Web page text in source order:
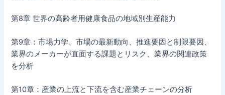
第8章 世界の高齢者用健康食品の地域別生産能力
第9章：市場力学、市場の最新動向、推進要因と制限要因、
業界のメーカーが直面する課題とリスク、業界の関連政策
を分析
第10章：産業の上流と下流を含む産業チェーンの分析